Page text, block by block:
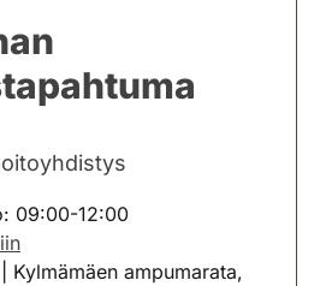
09:00-12:00
Kylmämäen ampumarata,